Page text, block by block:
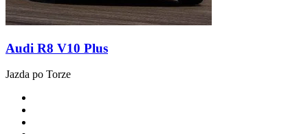
Audi R8 V10 Plus
Jazda po Torze